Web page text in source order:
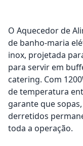
O Aquecedor de
de banho-maria
inox, projetada
para servir em
catering. Com
de temperatura
garante que
derretidos
toda a operação.